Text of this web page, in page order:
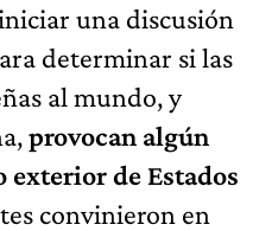
una discusión
determinar si las
al mundo, y
provocan algún
de Estados
convinieron en